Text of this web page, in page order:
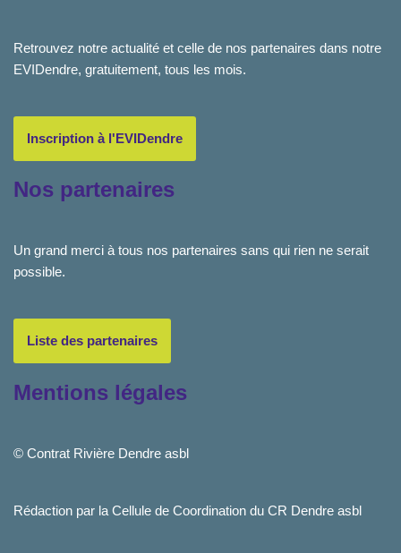
Retrouvez notre actualité et celle de nos partenaires dans notre
EVIDendre, gratuitement, tous les mois.
Inscription à l'EVIDendre
Nos partenaires
Un grand merci à tous nos partenaires sans qui rien ne serait
possible.
Liste des partenaires
Mentions légales
© Contrat Rivière Dendre asbl
Rédaction par la Cellule de Coordination du CR Dendre asbl